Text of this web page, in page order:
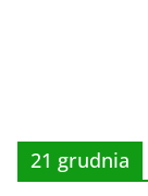
21 grudnia